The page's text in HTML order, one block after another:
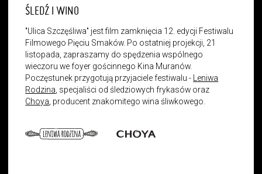
ŚLEDŹ I WINO
"Ulica Szczęśliwa" jest film zamknięcia 12. edycji Festiwalu
Filmowego Pięciu Smaków. Po ostatniej projekcji, 21
listopada, zapraszamy do spędzenia wspólnego
wieczoru we foyer gościnnego Kina Muranów.
Poczęstunek przygotują przyjaciele festiwalu - Leniwa
Rodzina, specjaliści od śledziowych frykasów oraz
Choya, producent znakomitego wina śliwkowego.